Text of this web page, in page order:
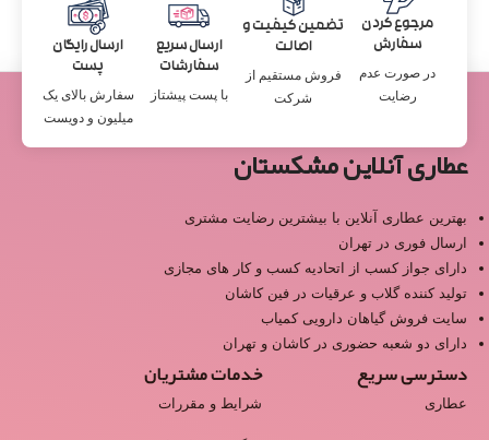
مرجوع کردن
سفارش
در صورت عدم
رضایت
تضمین کیفیت و
اصالت
فروش مستقیم از
شرکت
ارسال سریع
سفارشات
با پست پیشتاز
ارسال رایگان
پست
سفارش بالای یک
میلیون و دویست
عطاری آنلاین مشکستان
بهترین عطاری آنلاین با بیشترین رضایت مشتری
ارسال فوری در تهران
دارای جواز کسب از اتحادیه کسب و کار های مجازی
تولید کننده گلاب و عرقیات در فین کاشان
سایت فروش گیاهان دارویی کمیاب
دارای دو شعبه حضوری در کاشان و تهران
دسترسی سریع
عطاری
خدمات مشتریان
شرایط و مقررات